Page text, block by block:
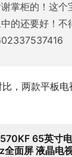
掌柜的！这
的还要好！
，两款平板
65英寸
全面屏 液晶电